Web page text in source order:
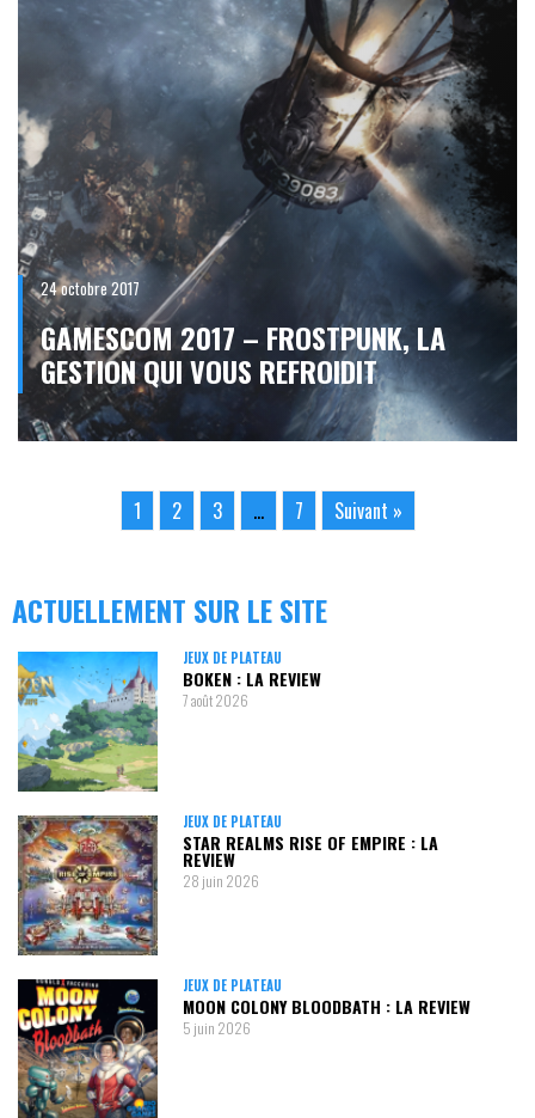
24 octobre 2017
GAMESCOM 2017 – FROSTPUNK, LA
GESTION QUI VOUS REFROIDIT
1 2 3 … 7 Suivant »
ACTUELLEMENT SUR LE SITE
JEUX DE PLATEAU
BOKEN : LA REVIEW
7 août 2026
JEUX DE PLATEAU
STAR REALMS RISE OF EMPIRE : LA
REVIEW
28 juin 2026
JEUX DE PLATEAU
MOON COLONY BLOODBATH : LA REVIEW
5 juin 2026